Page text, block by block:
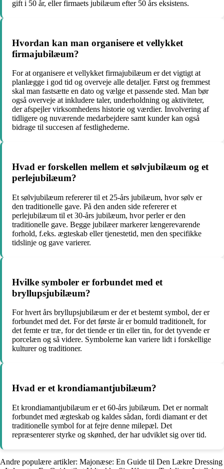
gift i 50 år, eller firmaets jubilæum efter 50 års eksistens.
Hvordan kan man organisere et vellykket
firmajubilæum?
For at organisere et vellykket firmajubilæum er det vigtigt at
planlægge i god tid og overveje alle detaljer. Først og fremmest
skal man fastsætte en dato og vælge et passende sted. Man bør
også overveje at inkludere taler, underholdning og aktiviteter,
der afspejler virksomhedens historie og værdier. Involvering af
tidligere og nuværende medarbejdere samt kunder kan også
bidrage til succesen af ​​festlighederne.
Hvad er forskellen mellem et sølvjubilæum og et
perlejubilæum?
Et sølvjubilæum refererer til et 25-års jubilæum, hvor sølv er
den traditionelle gave. På den anden side refererer et
perlejubilæum til et 30-års jubilæum, hvor perler er den
traditionelle gave. Begge jubilæer markerer længerevarende
forhold, f.eks. ægteskab eller tjenestetid, men den specifikke
tidslinje og gave varierer.
Hvilke symboler er forbundet med et
bryllupsjubilæum?
For hvert års bryllupsjubilæum er der et bestemt symbol, der er
forbundet med det. For det første år er bomuld traditionelt, for
det femte er træ, for det tiende er tin eller tin, for det tyvende er
porcelæn og så videre. Symbolerne kan variere lidt i forskellige
kulturer og traditioner.
Hvad er et krondiamantjubilæum?
Et krondiamantjubilæum er et 60-års jubilæum. Det er normalt
forbundet med ægteskab og kaldes sådan, fordi diamant er det
traditionelle symbol for at fejre denne milepæl. Det
repræsenterer styrke og skønhed, der har udviklet sig over tid.
Andre populære artikler: Majonæse: En Guide til Den Lækre Dressing